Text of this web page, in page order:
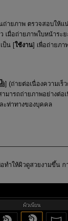
ยภาพ ตรวจสอบให้แ
เมื่อถ่ายภาพใบหน้าร
ป็น [ใช้งาน] เพื่อถ่ายภา
] (ถ่ายต่อเนื่องความเร็
มารถถ่ายภาพอย่างต่อ
ะท่าทางของบุคคล
อทำให้ผิวดูสวยงามขึ้น